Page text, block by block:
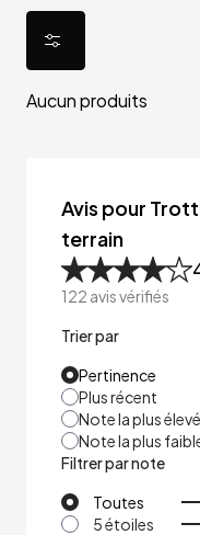
Aucun produits
Avis pour
terrain
122 avis vérifiés
Trier par
Pertinence
Plus récent
Note la plus
Note la plus
Filtrer par note
Toutes
5 étoiles